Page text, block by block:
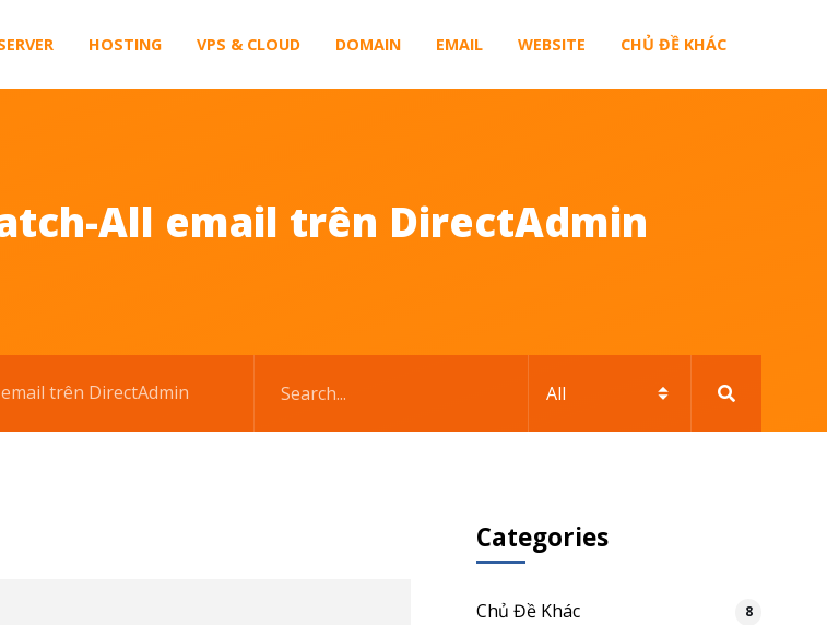
HOSTING VPS & CLOUD DOMAIN EMAIL WEBSITE CHỦ ĐỀ KHÁC
All email trên DirectAdmin
trên DirectAdmin
Categories
Chủ Đề Khác 8